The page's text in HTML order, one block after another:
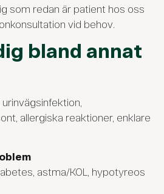
som redan är patient hos oss
vid behov.
bland annat
allergiska reaktioner, enklare
astma/KOL, hypotyreos